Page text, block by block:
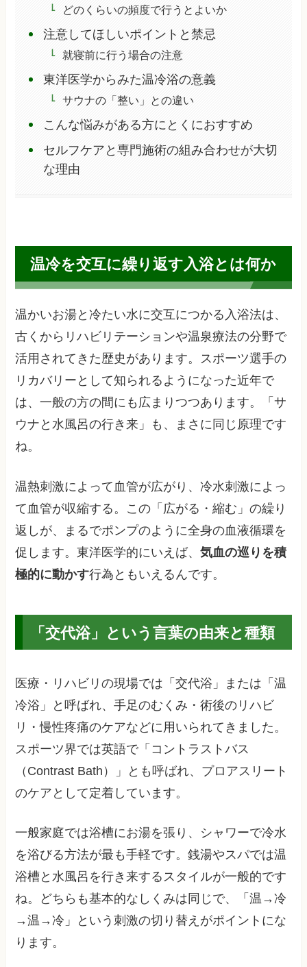
どのくらいの頻度で行うとよいか
注意してほしいポイントと禁忌
就寝前に行う場合の注意
東洋医学からみた温冷浴の意義
サウナの「整い」との違い
こんな悩みがある方にとくにおすすめ
セルフケアと専門施術の組み合わせが大切
な理由
温冷を交互に繰り返す入浴とは何か
温かいお湯と冷たい水に交互につかる入浴法は、
古くからリハビリテーションや温泉療法の分野で
活用されてきた歴史があります。スポーツ選手の
リカバリーとして知られるようになった近年で
は、一般の方の間にも広まりつつあります。「サ
ウナと水風呂の行き来」も、まさに同じ原理です
ね。
温熱刺激によって血管が広がり、冷水刺激によっ
て血管が収縮する。この「広がる・縮む」の繰り
返しが、まるでポンプのように全身の血液循環を
促します。東洋医学的にいえば、気血の巡りを積
極的に動かす行為ともいえるんです。
「交代浴」という言葉の由来と種類
医療・リハビリの現場では「交代浴」または「温
冷浴」と呼ばれ、手足のむくみ・術後のリハビ
リ・慢性疼痛のケアなどに用いられてきました。
スポーツ界では英語で「コントラストバス
（Contrast Bath）」とも呼ばれ、プロアスリート
のケアとして定着しています。
一般家庭では浴槽にお湯を張り、シャワーで冷水
を浴びる方法が最も手軽です。銭湯やスパでは温
浴槽と水風呂を行き来するスタイルが一般的です
ね。どちらも基本的なしくみは同じで、「温→冷
→温→冷」という刺激の切り替えがポイントにな
ります。